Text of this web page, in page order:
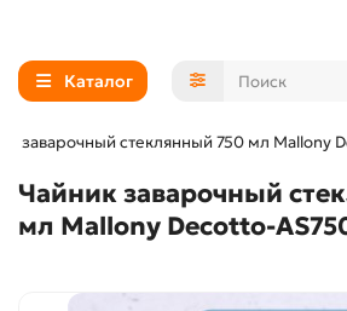
Каталог
заварочный стеклянный 750 мл Mallony
Чайник заварочный
мл Mallony Decotto-